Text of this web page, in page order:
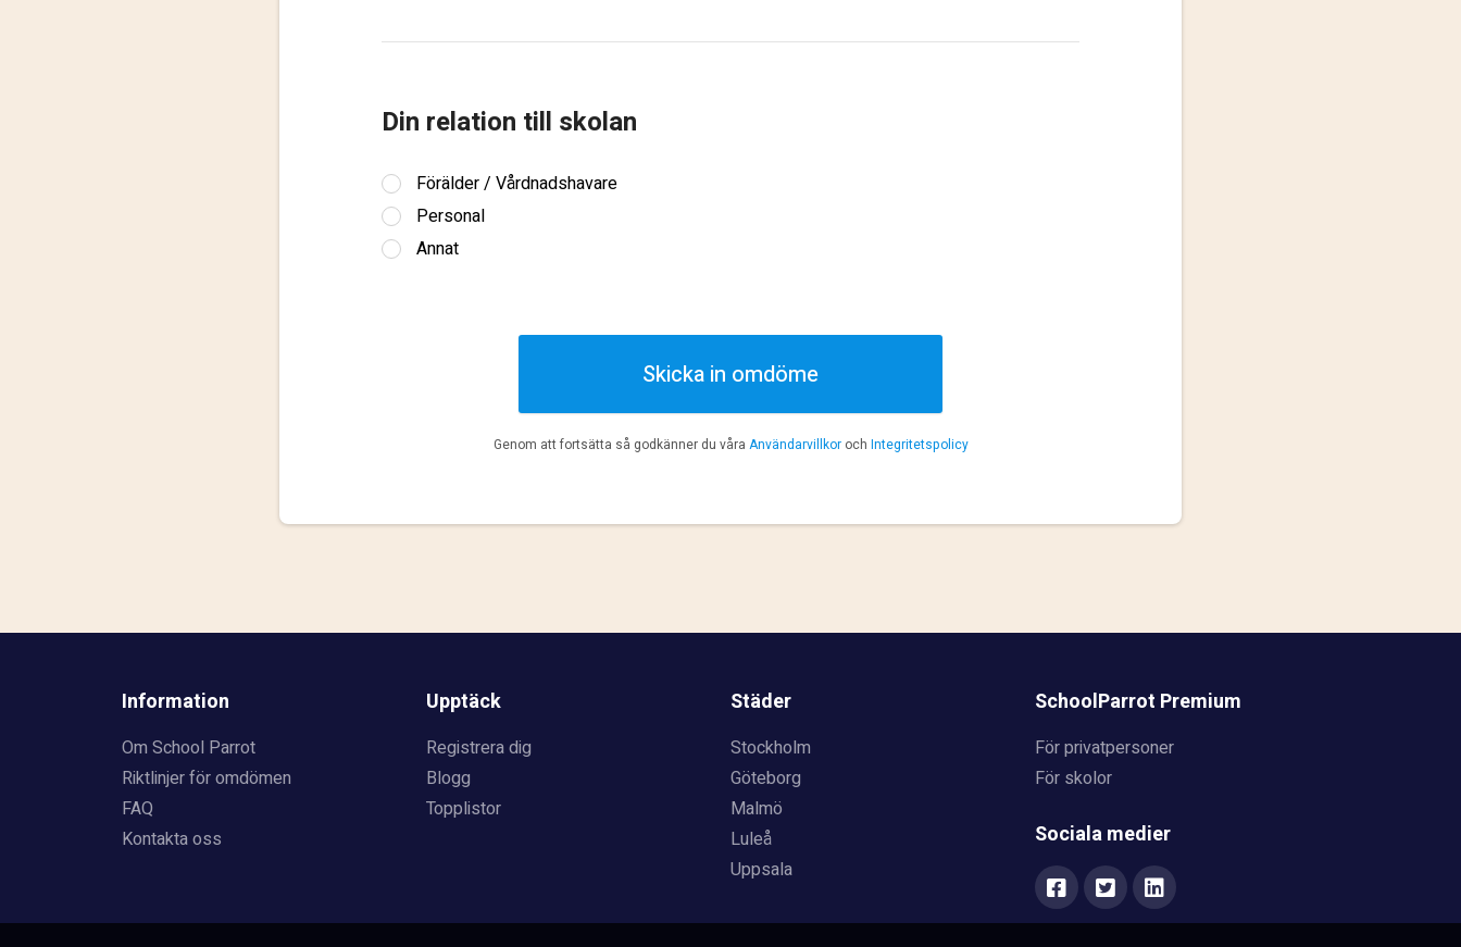
Din relation till skolan
Förälder / Vårdnadshavare
Personal
Annat
Skicka in omdöme
Genom att fortsätta så godkänner du våra Användarvillkoroch Integritetspolicy
Information
Om School Parrot
Riktlinjer för omdömen
FAQ
Kontakta oss
Upptäck
Registrera dig
Blogg
Topplistor
Städer
Stockholm
Göteborg
Malmö
Luleå
Uppsala
SchoolParrot Premium
För privatpersoner
För skolor
Sociala medier